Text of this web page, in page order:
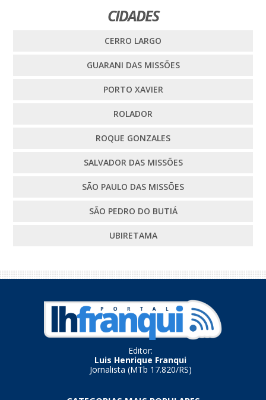
CIDADES
CERRO LARGO
GUARANI DAS MISSÕES
PORTO XAVIER
ROLADOR
ROQUE GONZALES
SALVADOR DAS MISSÕES
SÃO PAULO DAS MISSÕES
SÃO PEDRO DO BUTIÁ
UBIRETAMA
Editor:
Luis Henrique Franqui
Jornalista (MTb 17.820/RS)